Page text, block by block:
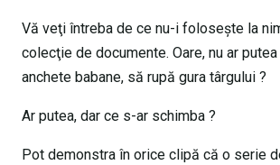
Vă veţi întreba de ce nu-i foloseşte la
colecţie de documente. Oare, nu ar
anchete babane, să rupă gura târgului ?
Ar putea, dar ce s-ar schimba ?
Pot demonstra în orice clipă că o serie